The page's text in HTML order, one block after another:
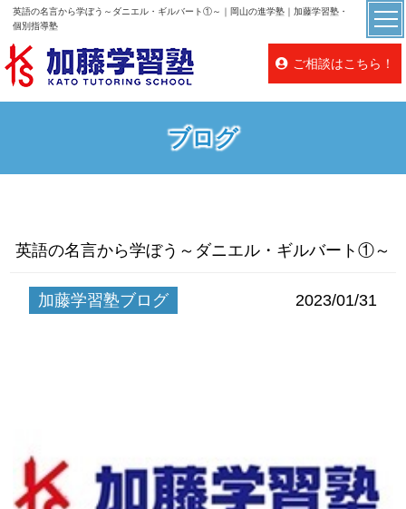
英語の名言から学ぼう～ダニエル・ギルバート①～｜岡山の進学塾｜加藤学習塾・
個別指導塾
ご相談はこちら！
ブログ
英語の名言から学ぼう～ダニエル・ギルバート①～
加藤学習塾ブログ 2023/01/31